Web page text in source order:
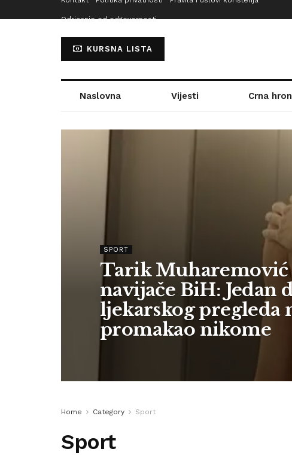
Odricanje od odgovornosti
KURSNA LISTA
Naslovna Vijesti Crna
SPORT
Tarik Muharemović
navijače BiH: Jedan
ljekarskog pregleda
promakao nikome
Home Category Sport
Sport